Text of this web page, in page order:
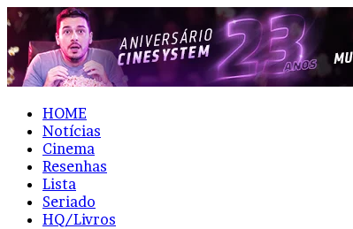
HOME
Notícias
Cinema
Resenhas
Lista
Seriado
HQ/Livros